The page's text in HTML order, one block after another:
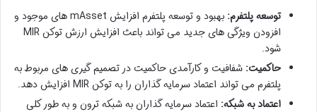
توسعه پلتفرم:
بهبود و توسعه پلتفرم افزایش mAsset های موجود و
افزودن ویژگی های جدید می تواند باعث افزایش ارزش توکن MIR
شود.
حاکمیت: شفافیت و کارآمدی حاکمیت در تصمیم گیری های مربوط به
پلتفرم می تواند اعتماد سرمایه گذاران را به توکن MIR افزایش دهد.
اعتماد به شبکه: اعتماد سرمایه گذاران به شبکه ترون و به طور کلی